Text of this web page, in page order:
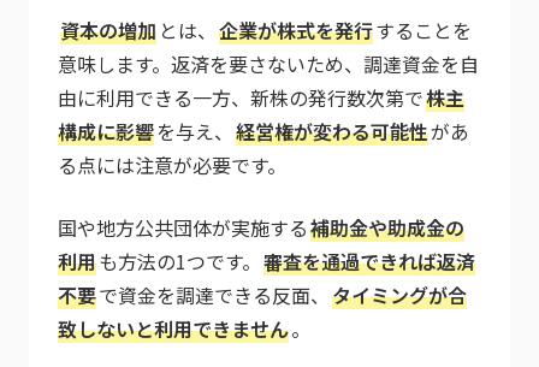
資本の増加 とは、 企業が株式を発行することを
意味します。返済を要さないため、調達資金を自
由に利用できる一方、新株の発行数次第で株主
構成に影響を与え、 経営権が変わる可能性があ
る点には注意が必要です。
国や地方公共団体が実施する補助金や助成金の
利用も方法の1つです。 審査を通過できれば返済
不要で資金を調達できる反面、 タイミングが合
致しないと利用できません。